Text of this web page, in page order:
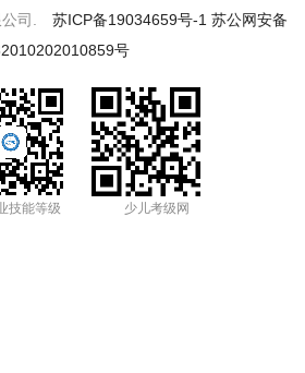
公司. 苏ICP备19034659号-1 苏公网安备
号
技能等级 少儿考级网